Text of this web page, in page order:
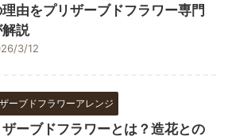
由をプリザーブドフラワー専門
説
3/12
ーブドフラワーアレンジ
ザーブドフラワーとは？造花との